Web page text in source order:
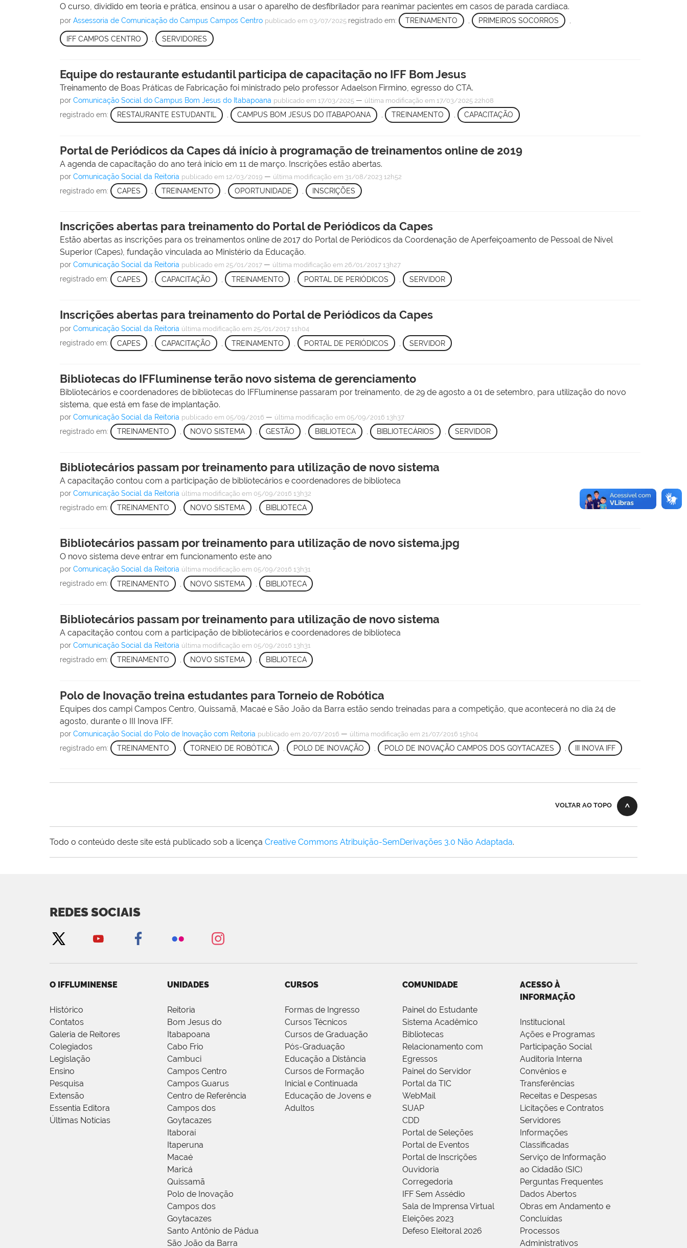
O curso, dividido em teoria e prática, ensinou a usar o aparelho de desfibrilador para reanimar pacientes em casos de parada cardíaca.
porAssessoria de Comunicação do Campus Campos Centro publicado em 03/07/2025 registrado em: TREINAMENTO PRIMEIROS SOCORROS
IFF CAMPOS CENTRO SERVIDORES
Equipe do restaurante estudantil participa de capacitação no IFF Bom Jesus
Treinamento de Boas Práticas de Fabricação foi ministrado pelo professor Adaelson Firmino, egresso do CTA.
porComunicação Social do Campus Bom Jesus do Itabapoana publicado em 17/03/2025 — última modificação em 17/03/2025 22h08
registrado em: RESTAURANTE ESTUDANTIL , CAMPUS BOM JESUS DO ITABAPOANA , TREINAMENTO , CAPACITAÇÃO
Portal de Periódicos da Capes dá início à programação de treinamentos online de 2019
A agenda de capacitação do ano terá início em 11 de março. Inscrições estão abertas.
porComunicação Social da Reitoria publicado em 12/03/2019 — última modificação em 31/08/2023 12h52
registrado em: CAPES TREINAMENTO OPORTUNIDADE , INSCRIÇÕES
Inscrições abertas para treinamento do Portal de Periódicos da Capes
Estão abertas as inscrições para os treinamentos online de 2017 do Portal de Periódicos da Coordenação de Aperfeiçoamento de Pessoal de Nível
Superior (Capes), fundação vinculada ao Ministério da Educação.
porComunicação Social da Reitoria publicado em 25/01/2017 — última modificação em 26/01/2017 13h27
registrado em: CAPES CAPACITAÇÃO TREINAMENTO , PORTAL DE PERIÓDICOS , SERVIDOR
Inscrições abertas para treinamento do Portal de Periódicos da Capes
porComunicação Social da Reitoria última modificação em 25/01/2017 11h04
registrado em: CAPES CAPACITAÇÃO TREINAMENTO , PORTAL DE PERIÓDICOS , SERVIDOR
Bibliotecas do IFFluminense terão novo sistema de gerenciamento
Bibliotecários e coordenadores de bibliotecas do IFFluminense passaram por treinamento, de 29 de agosto a 01 de setembro, para utilização do novo
sistema, que está em fase de implantação.
porComunicação Social da Reitoria publicado em 05/09/2016 — última modificação em 05/09/2016 13h37
registrado em: TREINAMENTO , NOVO SISTEMA , GESTÃO , BIBLIOTECA , BIBLIOTECÁRIOS , SERVIDOR
Bibliotecários passam por treinamento para utilização de novo sistema
A capacitação contou com a participação de bibliotecários e coordenadores de biblioteca
porComunicação Social da Reitoria última modificação em 05/09/2016 13h32
registrado em: TREINAMENTO NOVO SISTEMA BIBLIOTECA
Bibliotecários passam por treinamento para utilização de novo sistema.jpg
O novo sistema deve entrar em funcionamento este ano
porComunicação Social da Reitoria última modificação em 05/09/2016 13h31
registrado em: TREINAMENTO NOVO SISTEMA BIBLIOTECA
Bibliotecários passam por treinamento para utilização de novo sistema
A capacitação contou com a participação de bibliotecários e coordenadores de biblioteca
porComunicação Social da Reitoria última modificação em 05/09/2016 13h31
registrado em: TREINAMENTO , NOVO SISTEMA , BIBLIOTECA
Polo de Inovação treina estudantes para Torneio de Robótica
Equipes dos campi Campos Centro, Quissamã, Macaé e São João da Barra estão sendo treinadas para a competição, que acontecerá no dia 24 de
agosto, durante o III Inova IFF.
porComunicação Social do Polo de Inovação com Reitoria publicado em 20/07/2016 — última modificação em 21/07/2016 15h04
registrado em: TREINAMENTO TORNEIO DE ROBÓTICA POLO DE INOVAÇÃO , POLO DE INOVAÇÃO CAMPOS DOS GOYTACAZES , III INOVA IFF
VOLTAR AO TOPO
Todo o conteúdo deste site está publicado sob a licença Creative Commons Atribuição-SemDerivações 3.0 Não Adaptada.
REDES SOCIAIS
O IFFLUMINENSE
Histórico
Contatos
Galeria de Reitores
Colegiados
Legislação
Ensino
Pesquisa
Extensão
Essentia Editora
Últimas Notícias
UNIDADES
Reitoria
Bom Jesus do
Itabapoana
Cabo Frio
Cambuci
Campos Centro
Campos Guarus
Centro de Referência
Campos dos
Goytacazes
Itaboraí
Itaperuna
Macaé
Maricá
Quissamã
Polo de Inovação
Campos dos
Goytacazes
Santo Antônio de Pádua
São João da Barra
CURSOS
Formas de Ingresso
Cursos Técnicos
Cursos de Graduação
Pós-Graduação
Educação a Distância
Cursos de Formação
Inicial e Continuada
Educação de Jovens e
Adultos
COMUNIDADE
Painel do Estudante
Sistema Acadêmico
Bibliotecas
Relacionamento com
Egressos
Painel do Servidor
Portal da TIC
WebMail
SUAP
CDD
Portal de Seleções
Portal de Eventos
Portal de Inscrições
Ouvidoria
Corregedoria
IFF Sem Assédio
Sala de Imprensa Virtual
Eleições 2023
Defeso Eleitoral 2026
ACESSO À
INFORMAÇÃO
Institucional
Ações e Programas
Participação Social
Auditoria Interna
Convênios e
Transferências
Receitas e Despesas
Licitações e Contratos
Servidores
Informações
Classificadas
Serviço de Informação
ao Cidadão (SIC)
Perguntas Frequentes
Dados Abertos
Obras em Andamento e
Concluídas
Processos
Administrativos